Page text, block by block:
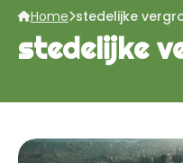
Home stedelijke
stedelijke